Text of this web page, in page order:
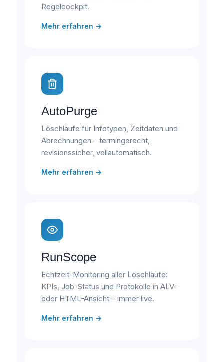
Regelcockpit.
Mehr erfahren →
AutoPurge
Löschläufe für Infotypen, Zeitdaten und
Abrechnungen – termingerecht,
revisionssicher, vollautomatisch.
Mehr erfahren →
RunScope
Echtzeit-Monitoring aller Löschläufe:
KPIs, Job-Status und Protokolle in ALV-
oder HTML-Ansicht – immer live.
Mehr erfahren →